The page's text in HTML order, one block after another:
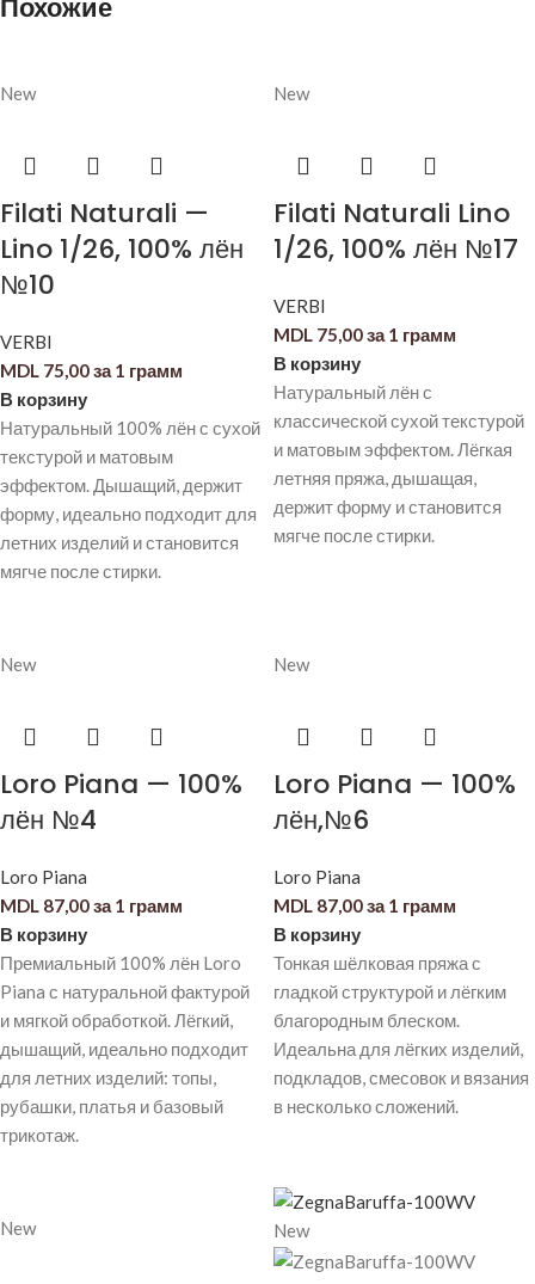
Похожие
New
Filati Naturali —
Lino 1/26, 100% лён
№10
VERBI
MDL 75,00за 1 грамм
В корзину
Натуральный 100% лён с сухой
текстурой и матовым
эффектом. Дышащий, держит
форму, идеально подходит для
летних изделий и становится
мягче после стирки.
New
Filati Naturali Lino
1/26, 100% лён №17
VERBI
MDL 75,00за 1 грамм
В корзину
Натуральный лён с
классической сухой текстурой
и матовым эффектом. Лёгкая
летняя пряжа, дышащая,
держит форму и становится
мягче после стирки.
New
Loro Piana — 100%
лён №4
Loro Piana
MDL 87,00за 1 грамм
В корзину
Премиальный 100% лён Loro
Piana с натуральной фактурой
и мягкой обработкой. Лёгкий,
дышащий, идеально подходит
для летних изделий: топы,
рубашки, платья и базовый
трикотаж.
New
Loro Piana — 100%
лён,№6
Loro Piana
MDL 87,00за 1 грамм
В корзину
Тонкая шёлковая пряжа с
гладкой структурой и лёгким
благородным блеском.
Идеальна для лёгких изделий,
подкладов, смесовок и вязания
в несколько сложений.
New New